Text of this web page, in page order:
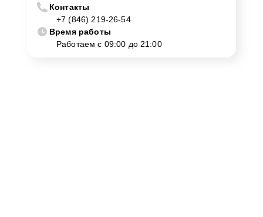
Контакты
+7 (846) 219-26-54
Время работы
Работаем с 09:00 до 21:00